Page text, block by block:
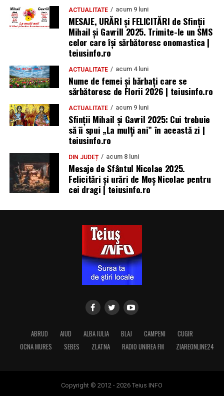
ACTUALITATE acum 9 luni
MESAJE, URĂRI și FELICITĂRI de Sfinții
Mihail și Gavrill 2025. Trimite-le un SMS
celor care își sărbătoresc onomastica |
teiusinfo.ro
ACTUALITATE acum 4 luni
Nume de femei și bărbați care se
sărbătoresc de Florii 2026 | teiusinfo.ro
ACTUALITATE acum 9 luni
Sfinții Mihail și Gavril 2025: Cui trebuie
să îi spui „La mulţi ani” în această zi |
teiusinfo.ro
DIN JUDEȚ acum 8 luni
Mesaje de Sfântul Nicolae 2025.
Felicitări și urări de Moș Nicolae pentru
cei dragi | teiusinfo.ro
ABRUD AIUD ALBA IULIA BLAJ CAMPENI
CUGIR
OCNA MURES
SEBES ZLATNA RADIO UNIREA FM ZIAREONLINE24
Copyright © 2012 - 2026 Teius INFO